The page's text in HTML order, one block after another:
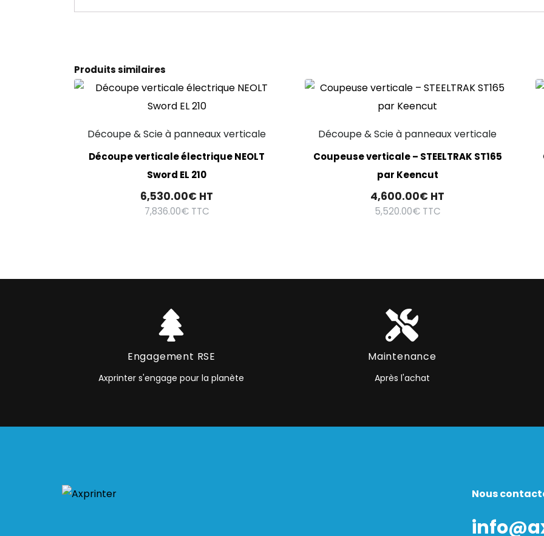
Produits similaires
Découpe & Scie à panneaux verticale
Découpe verticale électrique NEOLT
Sword EL 210
6,530.00€ HT
7,836.00€TTC
Découpe & Scie à panneaux verticale
Coupeuse verticale – STEELTRAK ST165
par Keencut
4,600.00€ HT
5,520.00€TTC
Engagement RSE
Axprinter s'engage pour la planète
Maintenance
Après l'achat
Nous